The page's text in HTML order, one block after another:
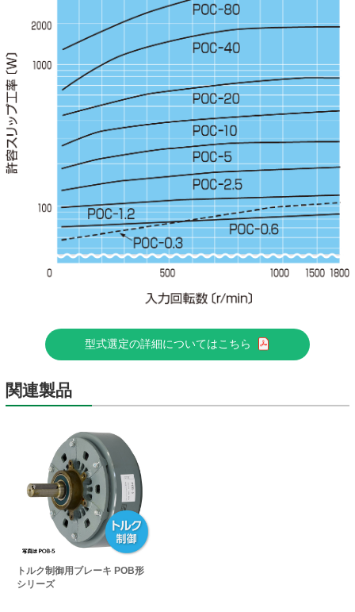
型式選定の詳細についてはこちら
関連製品
トルク制御用ブレーキ POB形
シリーズ